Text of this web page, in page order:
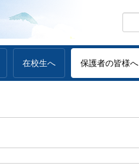
在校生へ 保護者の皆様へ